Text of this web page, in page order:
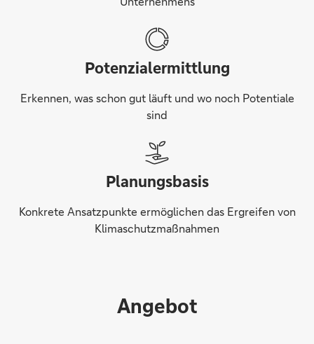
Potenzialermittlung
Erkennen, was schon gut läuft und wo noch Potentiale
sind
Planungsbasis
Konkrete Ansatzpunkte ermöglichen das Ergreifen von
Klimaschutzmaßnahmen
Angebot